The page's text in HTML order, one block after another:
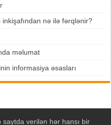
inkişafından nə ilə fərqlənir?
məlumat
informasiya əsasları
verilən hər hansı bir